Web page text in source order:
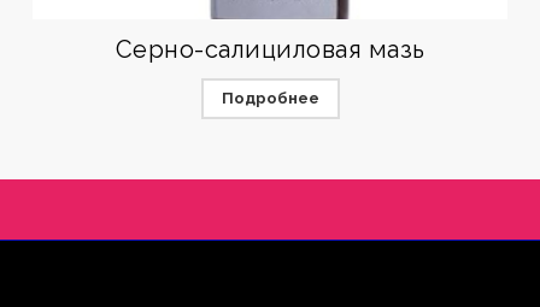
Серно-салициловая мазь
Подробнее